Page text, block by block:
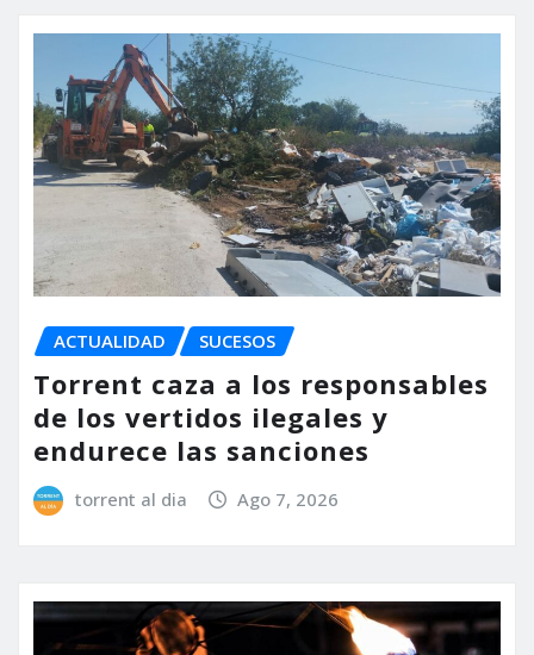
ACTUALIDAD SUCESOS
Torrent caza a los responsables
de los vertidos ilegales y
endurece las sanciones
torrent al dia Ago 7, 2026